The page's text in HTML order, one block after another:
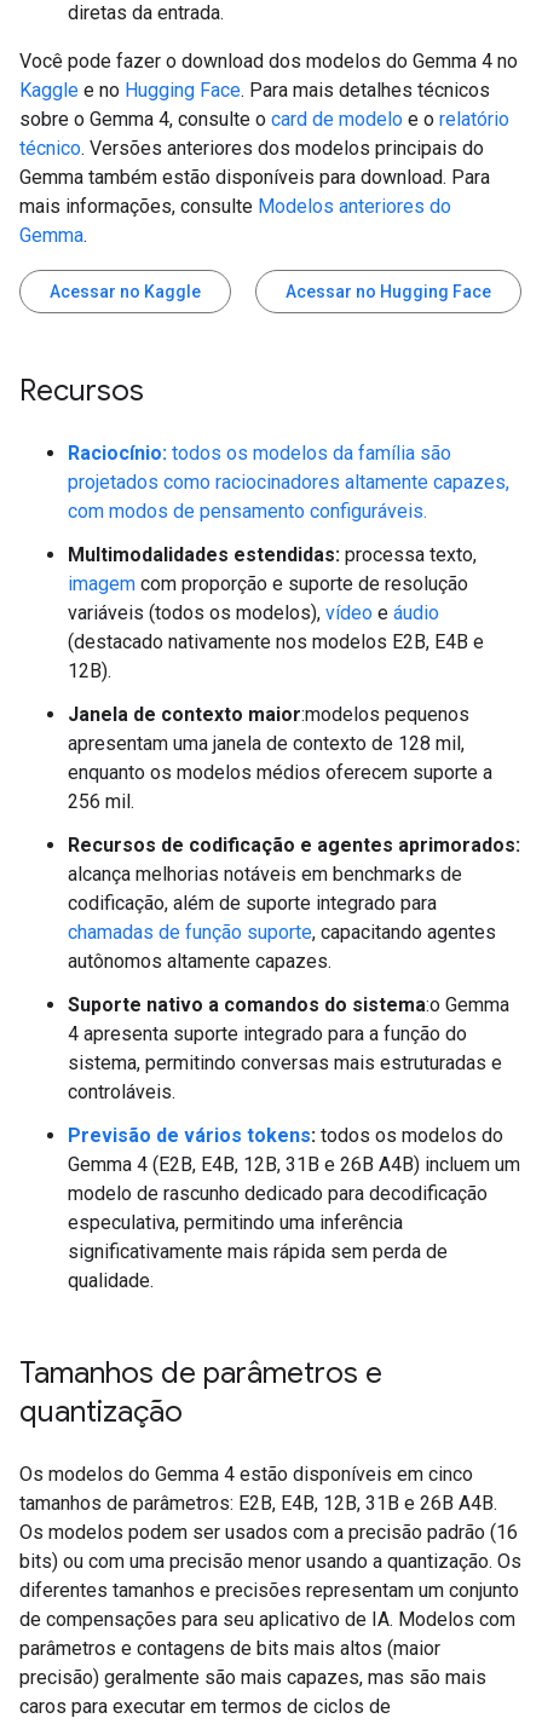
diretas da entrada.
Você pode fazer o download dos modelos do Gemma 4 no
Kaggle e no Hugging Face. Para mais detalhes técnicos
sobre o Gemma 4, consulte o card de modelo e o relatório
técnico. Versões anteriores dos modelos principais do
Gemma também estão disponíveis para download. Para
mais informações, consulte Modelos anteriores do
Gemma.
Acessar no Kaggle Acessar no Hugging Face
Recursos
Raciocínio: todos os modelos da família são
projetados como raciocinadores altamente capazes,
com modos de pensamento configuráveis.
Multimodalidades estendidas: processa texto,
imagem com proporção e suporte de resolução
variáveis (todos os modelos), vídeo e áudio
(destacado nativamente nos modelos E2B, E4B e
12B).
Janela de contexto maior:modelos pequenos
apresentam uma janela de contexto de 128 mil,
enquanto os modelos médios oferecem suporte a
256 mil.
Recursos de codificação e agentes aprimorados:
alcança melhorias notáveis em benchmarks de
codificação, além de suporte integrado para
chamadas de função suporte, capacitando agentes
autônomos altamente capazes.
Suporte nativo a comandos do sistema:o Gemma
4 apresenta suporte integrado para a função do
sistema, permitindo conversas mais estruturadas e
controláveis.
Previsão de vários tokens: todos os modelos do
Gemma 4 (E2B, E4B, 12B, 31B e 26B A4B) incluem um
modelo de rascunho dedicado para decodificação
especulativa, permitindo uma inferência
significativamente mais rápida sem perda de
qualidade.
Tamanhos de parâmetros e
quantização
Os modelos do Gemma 4 estão disponíveis em cinco
tamanhos de parâmetros: E2B, E4B, 12B, 31B e 26B A4B.
Os modelos podem ser usados com a precisão padrão (16
bits) ou com uma precisão menor usando a quantização. Os
diferentes tamanhos e precisões representam um conjunto
de compensações para seu aplicativo de IA. Modelos com
parâmetros e contagens de bits mais altos (maior
precisão) geralmente são mais capazes, mas são mais
caros para executar em termos de ciclos de